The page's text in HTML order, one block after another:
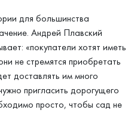
для большинства
Андрей Плавский
«покупатели хотят иметь
не стремятся приобретать
доставлять им много
пригласить дорогущего
просто, чтобы сад не